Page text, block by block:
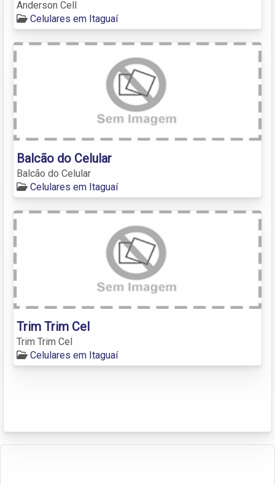
Anderson Cell
Celulares em Itaguaí
Balcão do Celular
Balcão do Celular
Celulares em Itaguaí
Trim Trim Cel
Trim Trim Cel
Celulares em Itaguaí